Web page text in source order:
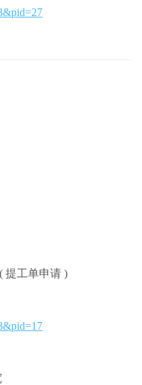
提工单申请 )